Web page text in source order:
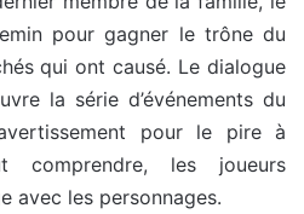
pour gagner le trône du
qui ont causé. Le dialogue
la série d’événements du
pour le pire à
comprendre, les joueurs
avec les personnages.